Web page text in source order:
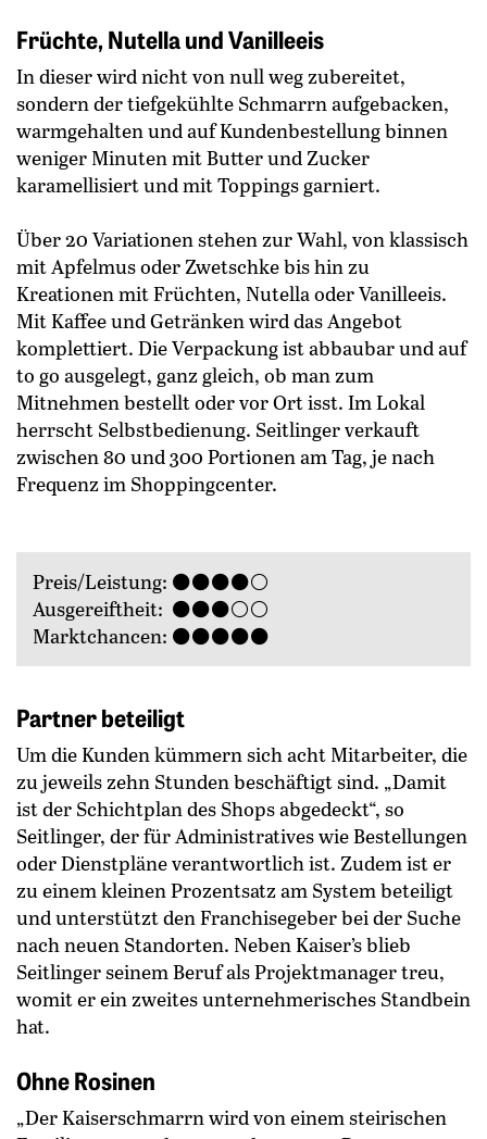
Früchte, Nutella und Vanilleeis
In dieser wird nicht von null weg zubereitet,
sondern der tiefgekühlte Schmarrn aufgebacken,
warmgehalten und auf Kundenbestellung binnen
weniger Minuten mit Butter und Zucker
karamellisiert und mit Toppings garniert.
Über 20 Variationen stehen zur Wahl, von klassisch
mit Apfelmus oder Zwetschke bis hin zu
Kreationen mit Früchten, Nutella oder Vanilleeis.
Mit Kaffee und Getränken wird das Angebot
komplettiert. Die Verpackung ist abbaubar und auf
to go ausgelegt, ganz gleich, ob man zum
Mitnehmen bestellt oder vor Ort isst. Im Lokal
herrscht Selbstbedienung. Seitlinger verkauft
zwischen 80 und 300 Portionen am Tag, je nach
Frequenz im Shoppingcenter.
Preis/Leistung: ⚫⚫⚫⚫⚪
Ausgereiftheit: ⚫⚫⚫⚪⚪
Marktchancen: ⚫⚫⚫⚫⚫
Partner beteiligt
Um die Kunden kümmern sich acht Mitarbeiter, die
zu jeweils zehn Stunden beschäftigt sind. „Damit
ist der Schichtplan des Shops abgedeckt“, so
Seitlinger, der für Administratives wie Bestellungen
oder Dienstpläne verantwortlich ist. Zudem ist er
zu einem kleinen Prozentsatz am System beteiligt
und unterstützt den Franchisegeber bei der Suche
nach neuen Standorten. Neben Kaiser’s blieb
Seitlinger seinem Beruf als Projektmanager treu,
womit er ein zweites unternehmerisches Standbein
hat.
Ohne Rosinen
„Der Kaiserschmarrn wird von einem steirischen